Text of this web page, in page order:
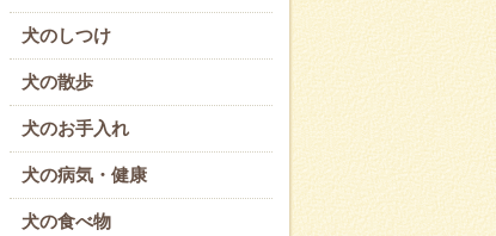
犬のしつけ
犬の散歩
犬のお手入れ
犬の病気・健康
犬の食べ物